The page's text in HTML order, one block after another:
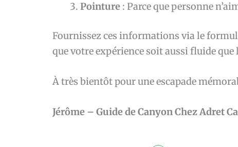
Pointure : Parce que personne
Fournissez ces informations via le
que votre expérience soit aussi fluide que
À très bientôt pour une escapade
Jérôme – Guide de Canyon Chez Adret